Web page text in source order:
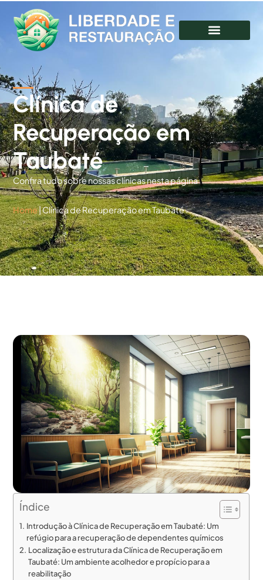
Clínica de
Recuperação em
Taubaté
Confira tudo sobre nossas clínicas nesta página
Home|Clínica de Recuperação em Taubaté
Índice
Introdução à Clínica de Recuperação em Taubaté: Um
refúgio para a recuperação de dependentes químicos
Localização e estrutura da Clínica de Recuperação em
Taubaté: Um ambiente acolhedor e propício para a
reabilitação